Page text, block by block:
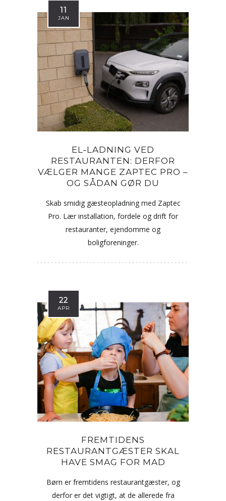
11
JAN
EL‑LADNING VED
RESTAURANTEN: DERFOR
VÆLGER MANGE ZAPTEC PRO –
OG SÅDAN GØR DU
Skab smidig gæsteopladning med Zaptec
Pro. Lær installation, fordele og drift for
restauranter, ejendomme og
boligforeninger.
22
APR
FREMTIDENS
RESTAURANTGÆSTER SKAL
HAVE SMAG FOR MAD
Børn er fremtidens restaurantgæster, og
derfor er det vigtigt, at de allerede fra